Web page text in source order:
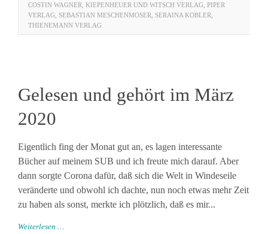
COSTIN WAGNER KIEPENHEUER UND WITSCH VERLAG PIPER
VERLAG SEBASTIAN MESCHENMOSER SERAINA KOBLER
THIENEMANN VERLAG
Gelesen und gehört im März
2020
Eigentlich fing der Monat gut an, es lagen interessante
Bücher auf meinem SUB und ich freute mich darauf. Aber
dann sorgte Corona dafür, daß sich die Welt in Windeseile
veränderte und obwohl ich dachte, nun noch etwas mehr Zeit
zu haben als sonst, merkte ich plötzlich, daß es mir...
Weiterlesen …